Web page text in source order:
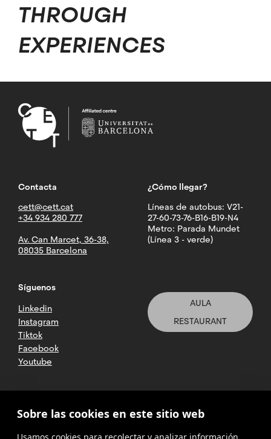
THROUGH
EXPERIENCES
Contacta
cett@cett.cat
+34 934 280 777
Av. Can Marcet, 36-38,
08035 Barcelona
¿Cómo llegar?
Líneas de autobus: V21-
27-60-73-76-B16-B19-N4
Metro: Parada Mundet
(Línea 3 - verde)
Síguenos
Linkedin
Instagram
Tiktok
Facebook
Youtube
AULA
RESTAURANT
2025 CETT. Todos los derechos
reservados
Sobre las cookies en este sitio web